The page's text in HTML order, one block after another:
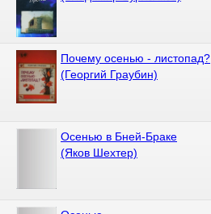
Почему осенью - листопад?
(Георгий Граубин)
Осенью в Бней-Браке
(Яков Шехтер)